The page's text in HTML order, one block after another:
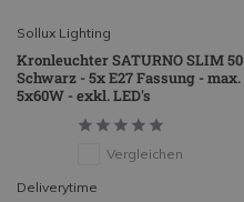
Sollux Lighting
Kronleuchter SATURNO SLIM 50
Schwarz - 5x E27 Fassung - max.
5x60W - exkl. LED's
Vergleichen
Deliverytime